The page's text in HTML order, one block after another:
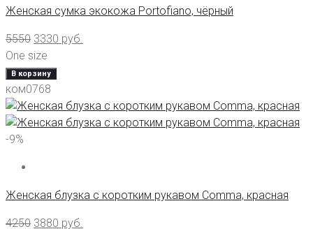
Женская сумка экокожа Portofiano, чёрный
5550 3330 руб.
One size
В корзину
ком0768
-9%
Женская блузка с коротким рукавом Comma, красная
4250 3880 руб.